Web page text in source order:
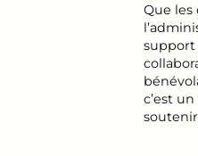
Que les
c’est